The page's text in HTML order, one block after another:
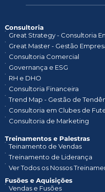
Consultoria
Great Strategy - Consultoria
Great Master - Gestão
Consultoria Comercial
Governança e ESG
RH e DHO
Consultoria Financeira
Trend Map - Gestão de
Consultoria em Clubes de
Consultoria de Marketing
Treinamentos e Palestras​
Teinamento de Vendas
Treinamento de Liderança
Ver Todos os Nossos
Fusões e Aquisições
Vendas e Fusões